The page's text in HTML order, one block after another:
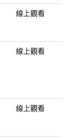
線上觀看
線上觀看
線上觀看